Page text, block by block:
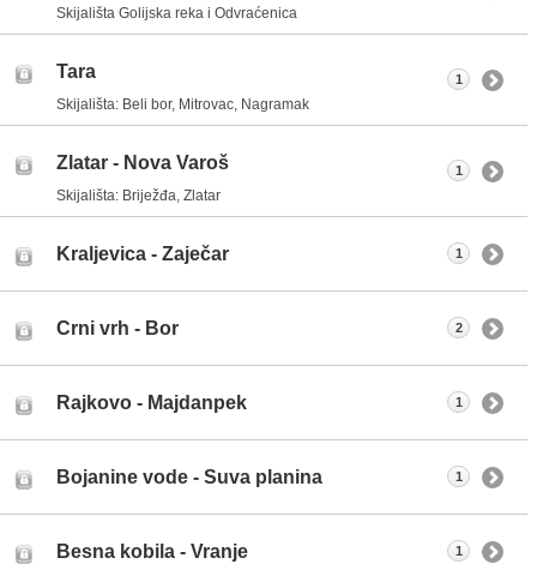
Skijališta Golijska reka i Odvraćenica
Tara
Skijališta: Beli bor, Mitrovac, Nagramak
1
Zlatar - Nova Varoš
Skijališta: Briježđa, Zlatar
1
Kraljevica - Zaječar 1
Crni vrh - Bor 2
Rajkovo - Majdanpek 1
Bojanine vode - Suva planina 1
Besna kobila - Vranje 1